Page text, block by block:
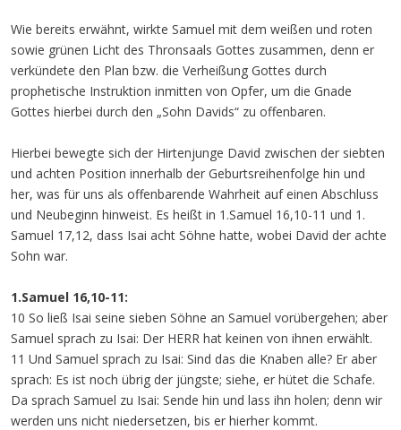
Wie bereits erwähnt, wirkte Samuel mit dem weißen und roten
sowie grünen Licht des Thronsaals Gottes zusammen, denn er
verkündete den Plan bzw. die Verheißung Gottes durch
prophetische Instruktion inmitten von Opfer, um die Gnade
Gottes hierbei durch den „Sohn Davids“ zu offenbaren.
Hierbei bewegte sich der Hirtenjunge David zwischen der siebten
und achten Position innerhalb der Geburtsreihenfolge hin und
her, was für uns als offenbarende Wahrheit auf einen Abschluss
und Neubeginn hinweist. Es heißt in 1.Samuel 16,10-11 und 1.
Samuel 17,12, dass Isai acht Söhne hatte, wobei David der achte
Sohn war.
1.Samuel 16,10-11:
10 So ließ Isai seine sieben Söhne an Samuel vorübergehen; aber
Samuel sprach zu Isai: Der HERR hat keinen von ihnen erwählt.
11 Und Samuel sprach zu Isai: Sind das die Knaben alle? Er aber
sprach: Es ist noch übrig der jüngste; siehe, er hütet die Schafe.
Da sprach Samuel zu Isai: Sende hin und lass ihn holen; denn wir
werden uns nicht niedersetzen, bis er hierher kommt.